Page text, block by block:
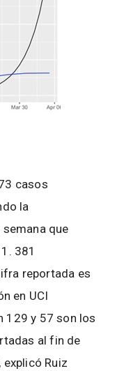
casos
la
que
381
reportada es
en UCI
129 y 57 son los
al fin de
Ruiz